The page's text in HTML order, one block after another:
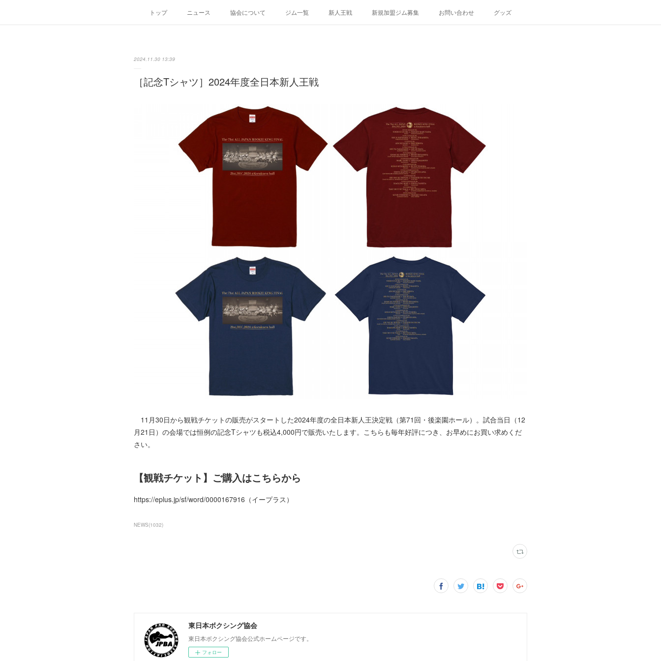
トップ ニュース 協会について ジム一覧 新人王戦 新規加盟ジム募集 お問い合わせ グッズ
2024.11.30 13:39
［記念Tシャツ］2024年度全日本新人王戦
11月30日から観戦チケットの販売がスタートした2024年度の全日本新人王決定戦（第71回・後楽園ホール）。試合当日（12
月21日）の会場では恒例の記念Tシャツも税込4,000円で販売いたします。こちらも毎年好評につき、お早めにお買い求めくだ
さい。
【観戦チケット】ご購入はこちらから
https://eplus.jp/sf/word/0000167916（イープラス）
NEWS(1032)
東日本ボクシング協会
東日本ボクシング協会公式ホームページです。
フォロー